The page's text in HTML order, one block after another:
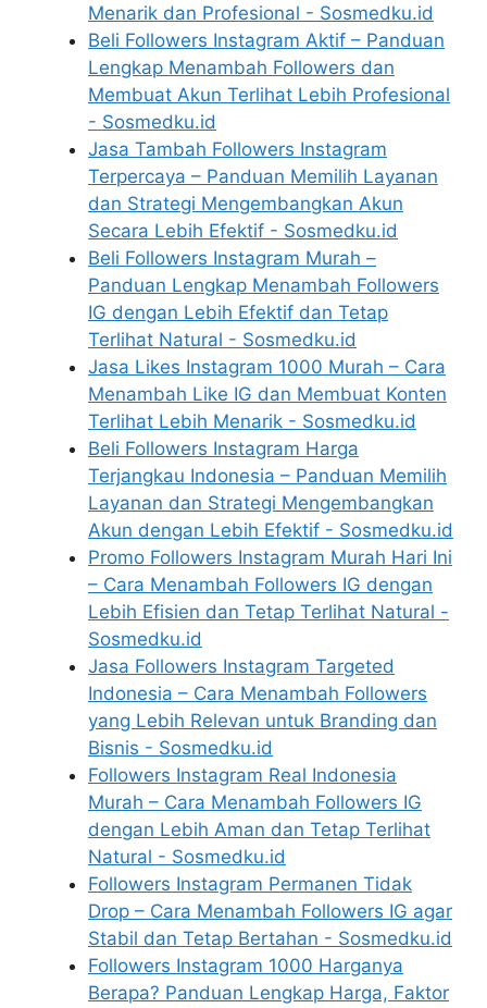
Menarik dan Profesional - Sosmedku.id
Beli Followers Instagram Aktif – Panduan
Lengkap Menambah Followers dan
Membuat Akun Terlihat Lebih Profesional
- Sosmedku.id
Jasa Tambah Followers Instagram
Terpercaya – Panduan Memilih Layanan
dan Strategi Mengembangkan Akun
Secara Lebih Efektif - Sosmedku.id
Beli Followers Instagram Murah –
Panduan Lengkap Menambah Followers
IG dengan Lebih Efektif dan Tetap
Terlihat Natural - Sosmedku.id
Jasa Likes Instagram 1000 Murah – Cara
Menambah Like IG dan Membuat Konten
Terlihat Lebih Menarik - Sosmedku.id
Beli Followers Instagram Harga
Terjangkau Indonesia – Panduan Memilih
Layanan dan Strategi Mengembangkan
Akun dengan Lebih Efektif - Sosmedku.id
Promo Followers Instagram Murah Hari Ini
– Cara Menambah Followers IG dengan
Lebih Efisien dan Tetap Terlihat Natural -
Sosmedku.id
Jasa Followers Instagram Targeted
Indonesia – Cara Menambah Followers
yang Lebih Relevan untuk Branding dan
Bisnis - Sosmedku.id
Followers Instagram Real Indonesia
Murah – Cara Menambah Followers IG
dengan Lebih Aman dan Tetap Terlihat
Natural - Sosmedku.id
Followers Instagram Permanen Tidak
Drop – Cara Menambah Followers IG agar
Stabil dan Tetap Bertahan - Sosmedku.id
Followers Instagram 1000 Harganya
Berapa? Panduan Lengkap Harga, Faktor